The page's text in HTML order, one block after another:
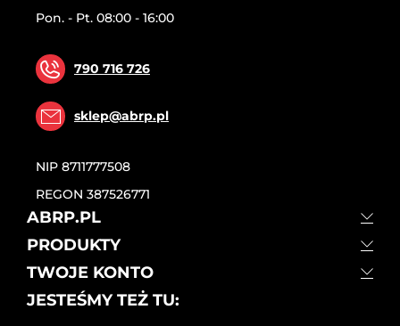
Pon. - Pt. 08:00 - 16:00
790 716 726
sklep@abrp.pl
NIP 8711777508
REGON 387526771
ABRP.PL
PRODUKTY
TWOJE KONTO
JESTEŚMY TEŻ TU: